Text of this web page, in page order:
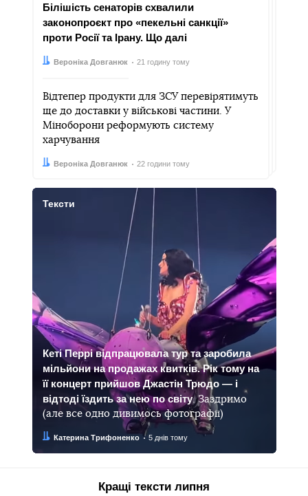
Білішість сенаторів схвалили
законопроєкт про «пекельні санкції»
проти Росії та Ірану. Що далі
Автор:
Вероніка Довганюк
Дата: 21 годину тому
Відтепер продукти для ЗСУ перевірятимуть
ще до доставки у військові частини. У
Міноборони реформують систему
харчування
Автор:
Вероніка Довганюк
Дата: 22 години тому
Тексти
Кеті Перрі відпрацювала тур та заробила
мільйони на продажах квитків. Рік тому на
її концерт прийшов Джастін Трюдо — і
відтоді їздить за нею по світу. Заздримо
(але все одно дивимось фотографії)
Автор:
Катерина Трифоненко
Дата: 5 днів тому
Кращі тексти липня